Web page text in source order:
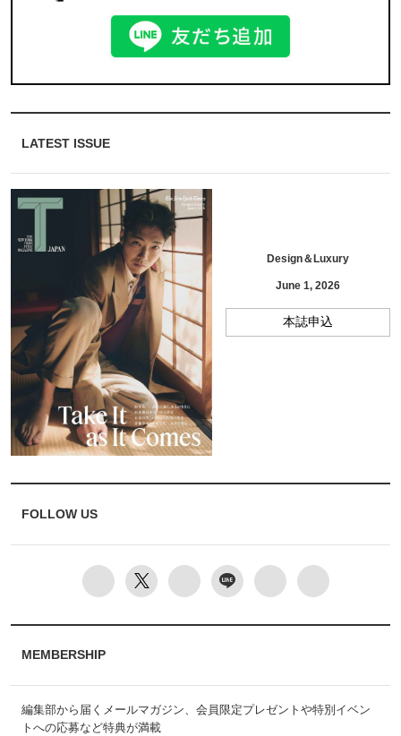
LATEST ISSUE
Design＆Luxury
June 1, 2026
本誌申込
FOLLOW US
MEMBERSHIP
編集部から届くメールマガジン、会員限定プレゼントや特別イベン
トへの応募など特典が満載